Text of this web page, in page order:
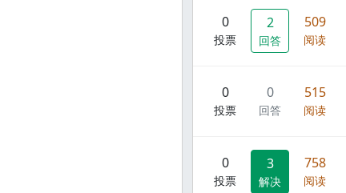
0
投票
2
回答
509
阅读
0
投票
0
回答
515
阅读
0
投票
3
解决
758
阅读